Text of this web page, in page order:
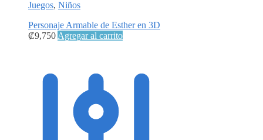
Juegos, Niños
Personaje Armable de Esther en 3D
₡9,750 Agregar al carrito